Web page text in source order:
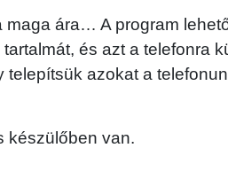
ára… A program
és azt a telefonra
azokat a
készülőben van.